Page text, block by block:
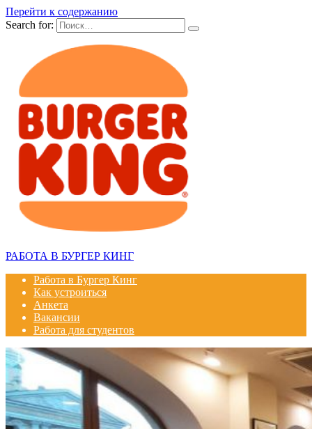
Перейти к содержанию
Search for:
РАБОТА В БУРГЕР КИНГ
Работа в Бургер Кинг
Как устроиться
Анкета
Вакансии
Работа для студентов